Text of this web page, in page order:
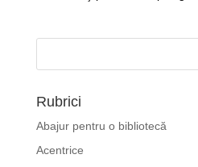
Rubrici
Abajur pentru o bibliotecă
Acentrice